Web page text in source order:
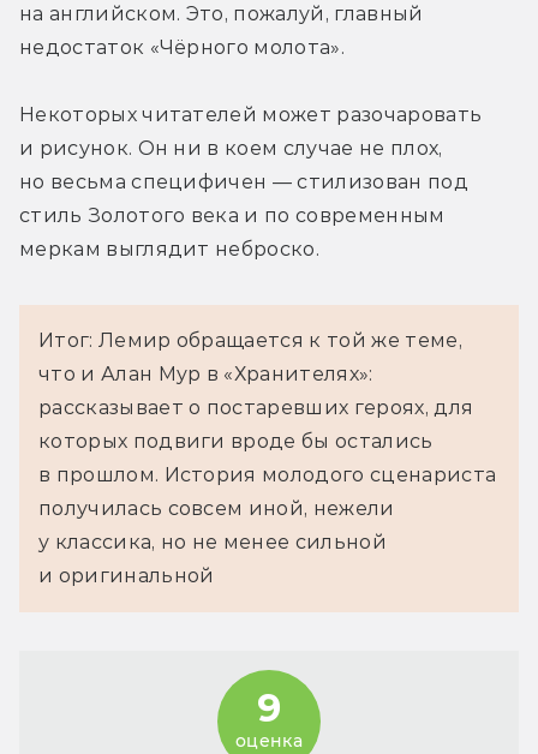
на английском. Это, пожалуй, главный
недостаток «Чёрного молота».
Некоторых читателей может разочаровать
и рисунок. Он ни в коем случае не плох,
но весьма специфичен — стилизован под
стиль Золотого века и по современным
меркам выглядит неброско.
Итог: Лемир обращается к той же теме,
что и Алан Мур в «Хранителях»:
рассказывает о постаревших героях, для
которых подвиги вроде бы остались
в прошлом. История молодого сценариста
получилась совсем иной, нежели
у классика, но не менее сильной
и оригинальной
9
оценка